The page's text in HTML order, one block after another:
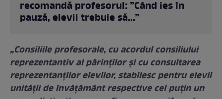
recomandă profesorul: ”Când ies în
pauză, elevii trebuie să...”
„Consiliile profesorale, cu acordul consiliului
reprezentantiv al părinţilor şi cu consultarea
reprezentanţilor elevilor, stabilesc pentru elevii
unităţii de învăţământ respective cel puţin un